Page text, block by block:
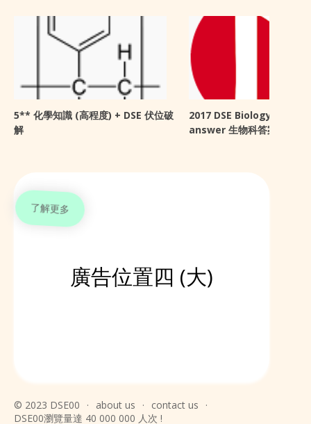
5** 化學知識 (高程度) + DSE 伏位破
解
2017 DSE Biology
answer 生物科答案 + 感想
廣告位置四 (大)
了解更多
© 2023 DSE00 · about us · contact us
·
DSE00瀏覽量達 40 000 000 人次 !